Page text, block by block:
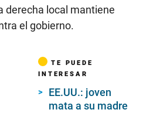
derecha local mantiene
el gobierno.
TE PUEDE
INTERESAR
EE.UU.: joven
mata a su madre